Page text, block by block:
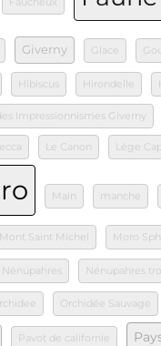
Giverny Glace
Hibiscus Hirondelle
Impressionnismes Giverny
Le Canon Lège
Main manche
Mont Saint Michel Moro
Nénupahres Nénupahres
Orchidée Sauvage
Pavot de californie